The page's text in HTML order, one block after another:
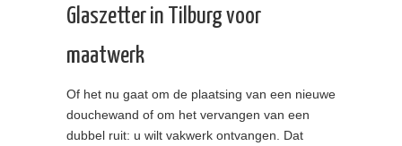
Glaszetter in Tilburg voor
maatwerk
Of het nu gaat om de plaatsing van een nieuwe
douchewand of om het vervangen van een
dubbel ruit: u wilt vakwerk ontvangen. Dat